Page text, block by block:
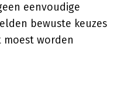
eenvoudige
bewuste keuzes
worden